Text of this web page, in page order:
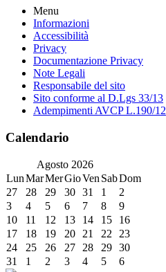
Menu
Informazioni
Accessibilità
Privacy
Documentazione Privacy
Note Legali
Responsabile del sito
Sito conforme al D.Lgs 33/13
Adempimenti AVCP L.190/12
Calendario
Agosto 2026
LunMarMerGioVenSabDom
27
28 29 30 31 1
2
3
4 5 6 7 8
9
10
11 12 13 14 15
16
17
18 19 20 21 22 23
24
25 26 27 28 29 30
31
1 2 3 4 5 6